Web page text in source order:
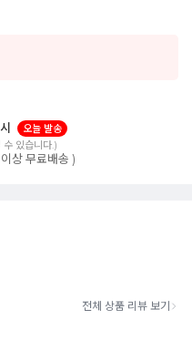
오늘 발송
수 있습니다.)
상 무료배송 )